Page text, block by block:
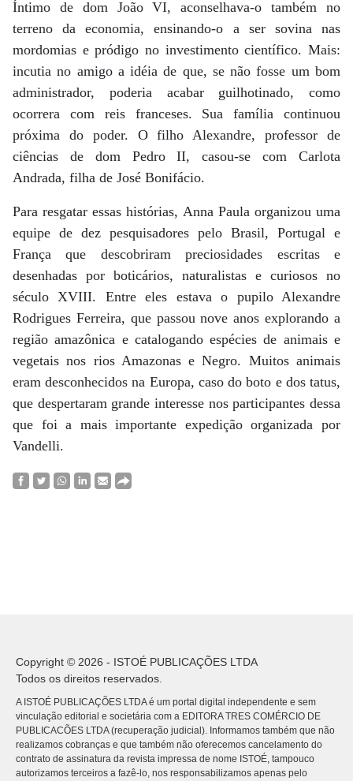
Íntimo de dom João VI, aconselhava-o também no
terreno da economia, ensinando-o a ser sovina nas
mordomias e pródigo no investimento científico. Mais:
incutia no amigo a idéia de que, se não fosse um bom
administrador, poderia acabar guilhotinado, como
ocorrera com reis franceses. Sua família continuou
próxima do poder. O filho Alexandre, professor de
ciências de dom Pedro II, casou-se com Carlota
Andrada, filha de José Bonifácio.
Para resgatar essas histórias, Anna Paula organizou uma
equipe de dez pesquisadores pelo Brasil, Portugal e
França que descobriram preciosidades escritas e
desenhadas por boticários, naturalistas e curiosos no
século XVIII. Entre eles estava o pupilo Alexandre
Rodrigues Ferreira, que passou nove anos explorando a
região amazônica e catalogando espécies de animais e
vegetais nos rios Amazonas e Negro. Muitos animais
eram desconhecidos na Europa, caso do boto e dos tatus,
que despertaram grande interesse nos participantes dessa
que foi a mais importante expedição organizada por
Vandelli.
Copyright © 2026 - ISTOÉ PUBLICAÇÕES LTDA
Todos os direitos reservados.
A ISTOÉ PUBLICAÇÕES LTDA é um portal digital independente e sem
vinculação editorial e societária com a EDITORA TRES COMÉRCIO DE
PUBLICACÕES LTDA (recuperação judicial). Informamos também que não
realizamos cobranças e que também não oferecemos cancelamento do
contrato de assinatura da revista impressa de nome ISTOÉ, tampouco
autorizamos terceiros a fazê-lo, nos responsabilizamos apenas pelo